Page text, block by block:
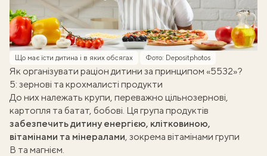
Що має їсти дитина і в яких обсягах Фото: Depositphotos
Як організувати раціон дитини за принципом «5532»?
5: зернові та крохмалисті продукти
До них належать крупи, переважно цільнозернові,
картопля та батат, бобові. Ця група продуктів
забезпечить дитину енергією, клітковиною,
вітамінами та мінералами, зокрема вітамінами групи
В та магнієм.